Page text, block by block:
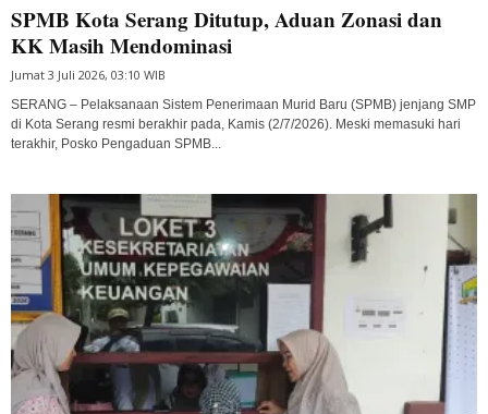
SPMB Kota Serang Ditutup, Aduan Zonasi dan
KK Masih Mendominasi
Jumat 3 Juli 2026, 03:10 WIB
SERANG – Pelaksanaan Sistem Penerimaan Murid Baru (SPMB) jenjang SMP
di Kota Serang resmi berakhir pada, Kamis (2/7/2026). Meski memasuki hari
terakhir, Posko Pengaduan SPMB...